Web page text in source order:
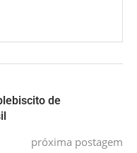
de
próxima postagem